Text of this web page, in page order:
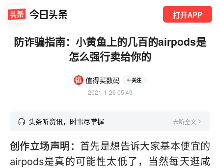
打开APP
防诈骗指南：小黄鱼上的几百的airpods是
怎么强行卖给你的
值得买数码 关注
2021-1-26 05:49
头条听资讯，时事尽掌握 去听全文
创作立场声明： 首先是想告诉大家基本便宜的
airpods是真的可能性太低了，当然每天逛咸